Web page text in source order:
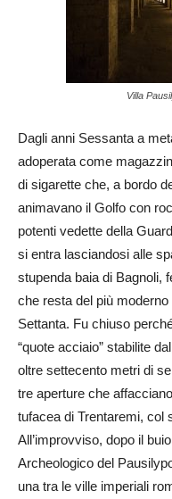
Villa
Dagli anni Sessanta a
adoperata come
di sigarette che, a bordo
animavano il Golfo con
potenti vedette della
si entra lasciandosi alle
stupenda baia di Bagnoli,
che resta del più
Settanta. Fu chiuso
“quote acciaio” stabilite
oltre settecento metri di
tre aperture che
tufacea di Trentaremi, col
All’improvviso, dopo il
Archeologico del
una tra le ville imperiali